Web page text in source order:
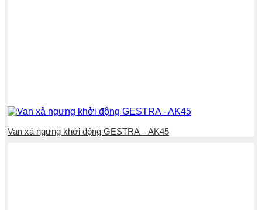
Van xả ngưng khởi động GESTRA – AK45